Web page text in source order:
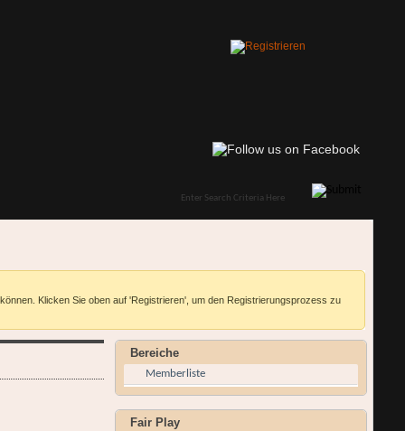
Klicken Sie oben auf 'Registrieren', um den Registrierungsprozess zu
Bereiche
Memberliste
Fair Play